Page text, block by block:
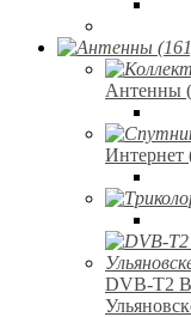
Антенны
Интернет
DVB-T2